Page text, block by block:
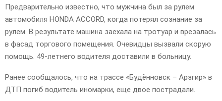
Предварительно известно, что мужчина был за рулем
автомобиля НОNDА АССОRD, когда потерял сознание за
рулем. В результате машина заехала на тротуар и врезалась
в фасад торгового помещения. Очевидцы вызвали скорую
помощь. 49-летнего водителя доставили в больницу.
Ранее сообщалось, что на трассе «Будённовск – Арзгир» в
ДТП погиб водитель иномарки, еще двое пострадали.